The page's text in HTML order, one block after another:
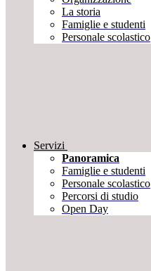
La storia
Famiglie e studenti
Personale scolastico
Servizi
Panoramica
Famiglie e studenti
Personale scolastico
Percorsi di studio
Open Day